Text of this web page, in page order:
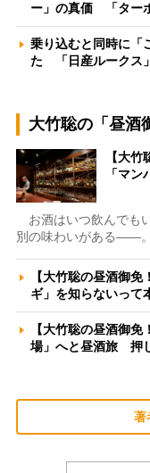
ー」の真価 「ター
乗り込むと同時に「
た 「日産ルークス
大竹聡の「昼酒
【大
「マ
お酒はいつ飲んでも
別の味わいがある――
【大竹聡の昼酒御
ギ」を知らないっ
【大竹聡の昼酒御
場」へと昼酒旅 押
著